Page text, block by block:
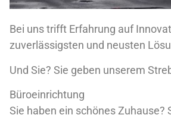
Bei uns trifft Erfahrung auf
zuverlässigsten und neusten
Und Sie? Sie geben unserem
Büroeinrichtung
Sie haben ein schönes Zuhause?